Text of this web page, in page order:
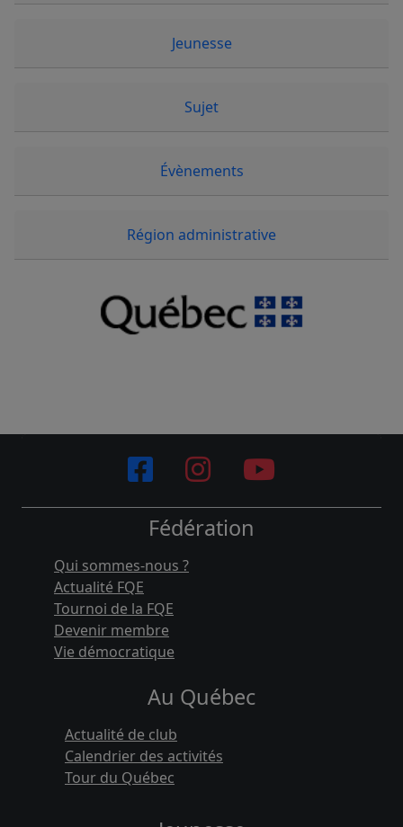
Jeunesse
Sujet
Évènements
Région administrative
Fédération
Qui sommes-nous ?
Actualité FQE
Tournoi de la FQE
Devenir membre
Vie démocratique
Au Québec
Actualité de club
Calendrier des activités
Tour du Québec